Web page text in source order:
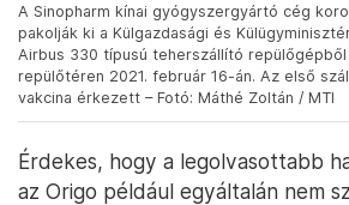
A Sinopharm kínai gyógyszergyártó cég
pakolják ki a Külgazdasági és
Airbus 330 típusú teherszállító
repülőtéren 2021. február 16-án. Az első
vakcina érkezett – Fotó: Máthé Zoltán / MTI
Érdekes, hogy a legolvasottabb
az Origo például egyáltalán nem